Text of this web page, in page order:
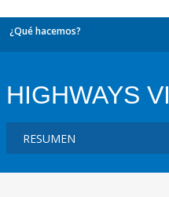
¿Qué hacemos?
HIGHWAYS VI